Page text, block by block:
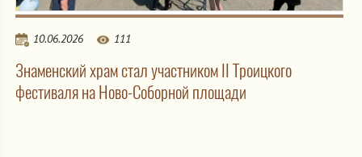
10.06.2026 111
Знаменский храм стал участником II Троицкого
фестиваля на Ново-Соборной площади